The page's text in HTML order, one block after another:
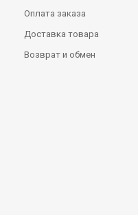
Оплата заказа
Доставка товара
Возврат и обмен